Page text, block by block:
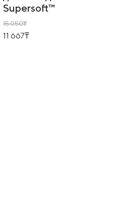
Supersoft™
15 050
11 667